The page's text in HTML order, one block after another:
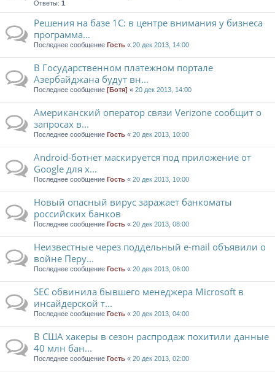
Ответы: 1
Решения на базе 1С: в центре внимания у бизнеса
программа...
Последнее сообщение Гость « 20 дек 2013, 14:00
В Государственном платежном портале
Азербайджана будут вн...
Последнее сообщение [Ботя] « 20 дек 2013, 14:00
Американский оператор связи Verizone сообщит о
запросах в...
Последнее сообщение Гость « 20 дек 2013, 10:00
Android-ботнет маскируется под приложение от
Google для х...
Последнее сообщение Гость « 20 дек 2013, 10:00
Новый опасный вирус заражает банкоматы
российских банков
Последнее сообщение Гость « 20 дек 2013, 08:00
Неизвестные через поддельный e-mail объявили о
войне Перу...
Последнее сообщение Гость « 20 дек 2013, 06:00
SEC обвинила бывшего менеджера Microsoft в
инсайдерской т...
Последнее сообщение Гость « 20 дек 2013, 04:00
В США хакеры в сезон распродаж похитили данные
40 млн бан...
Последнее сообщение Гость « 20 дек 2013, 02:00